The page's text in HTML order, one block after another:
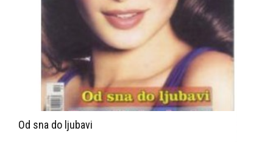
Od sna do ljubavi